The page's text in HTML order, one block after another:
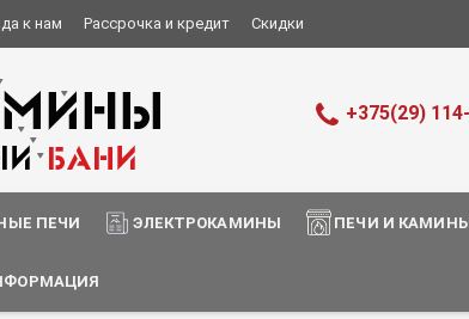
к нам Рассрочка и кредит Скидки
доставке +375(29)
ПЕЧИ ЭЛЕКТРОКАМИНЫ ПЕЧИ И